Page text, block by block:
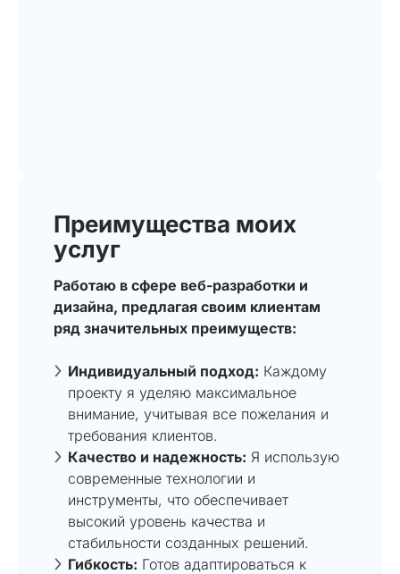
Преимущества моих
услуг
Работаю в сфере веб-разработки и
дизайна, предлагая своим клиентам
ряд значительных преимуществ:
Индивидуальный подход: Каждому
проекту я уделяю максимальное
внимание, учитывая все пожелания и
требования клиентов.
Качество и надежность: Я использую
современные технологии и
инструменты, что обеспечивает
высокий уровень качества и
стабильности созданных решений.
Гибкость: Готов адаптироваться к